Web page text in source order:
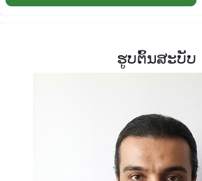
ຮູບຕົ້ນສະບັບ